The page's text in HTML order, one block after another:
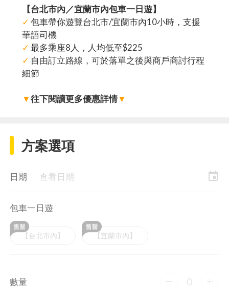
【台北市內／宜蘭市內包車一日遊】
✓ 包車帶你遊覽台北市/宜蘭市內10小時，支援
華語司機
✓ 最多乘座8人，人均低至$225
✓ 自由訂立路線，可於落單之後與商戶商討行程
細節
▼往下閱讀更多優惠詳情▼
方案選項
日期 查看日期 event
包車一日遊
【台北市內】 【宜蘭市內】
數量 0